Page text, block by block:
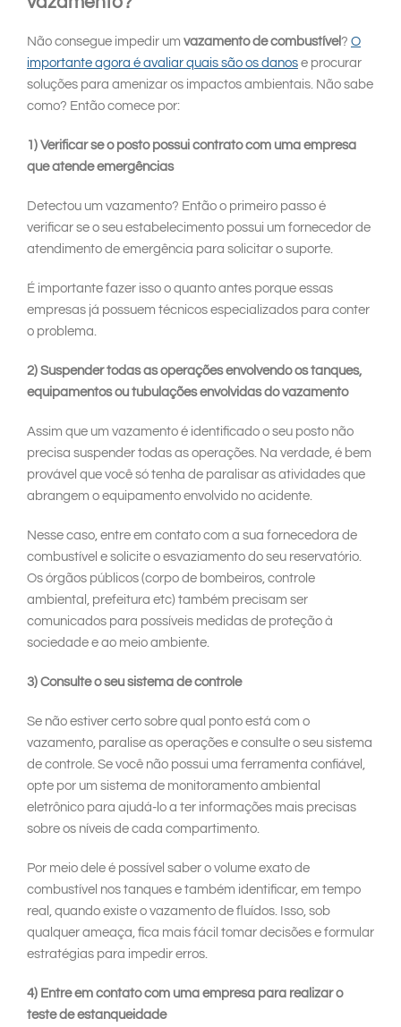
Não consegue impedir um vazamento de combustível? O
importante agora é avaliar quais são os danos e procurar
soluções para amenizar os impactos ambientais. Não sabe
como? Então comece por:
1) Verificar se o posto possui contrato com uma empresa
que atende emergências
Detectou um vazamento? Então o primeiro passo é
verificar se o seu estabelecimento possui um fornecedor de
atendimento de emergência para solicitar o suporte.
É importante fazer isso o quanto antes porque essas
empresas já possuem técnicos especializados para conter
o problema.
2) Suspender todas as operações envolvendo os tanques,
equipamentos ou tubulações envolvidas do vazamento
Assim que um vazamento é identificado o seu posto não
precisa suspender todas as operações. Na verdade, é bem
provável que você só tenha de paralisar as atividades que
abrangem o equipamento envolvido no acidente.
Nesse caso, entre em contato com a sua fornecedora de
combustível e solicite o esvaziamento do seu reservatório.
Os órgãos públicos (corpo de bombeiros, controle
ambiental, prefeitura etc) também precisam ser
comunicados para possíveis medidas de proteção à
sociedade e ao meio ambiente.
3) Consulte o seu sistema de controle
Se não estiver certo sobre qual ponto está com o
vazamento, paralise as operações e consulte o seu sistema
de controle. Se você não possui uma ferramenta confiável,
opte por um sistema de monitoramento ambiental
eletrônico para ajudá-lo a ter informações mais precisas
sobre os níveis de cada compartimento.
Por meio dele é possível saber o volume exato de
combustível nos tanques e também identificar, em tempo
real, quando existe o vazamento de fluídos. Isso, sob
qualquer ameaça, fica mais fácil tomar decisões e formular
estratégias para impedir erros.
4) Entre em contato com uma empresa para realizar o
teste de estanqueidade